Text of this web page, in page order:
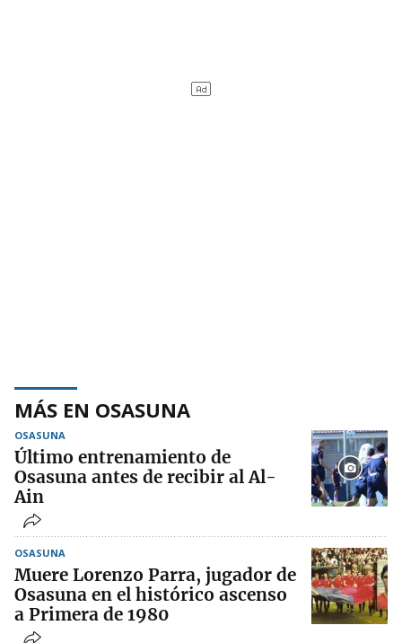
MÁS EN OSASUNA
OSASUNA
Último entrenamiento de
Osasuna antes de recibir al Al-
Ain
OSASUNA
Muere Lorenzo Parra, jugador de
Osasuna en el histórico ascenso
a Primera de 1980